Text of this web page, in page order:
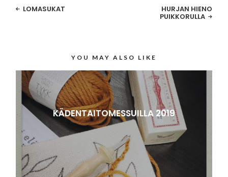
LOMASUKAT HURJAN HIENO
PUIKKORULLA
YOU MAY ALSO LIKE
KÄDENTAITOMESSUILLA 2019